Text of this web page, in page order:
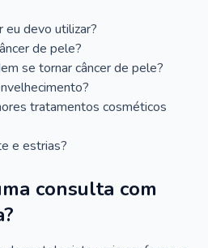
devo utilizar?
de pele?
se tornar câncer de pele?
tratamentos cosméticos
e estrias?
consulta com